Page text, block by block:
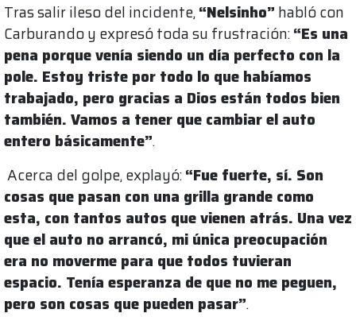
Tras salir ileso del incidente,“Nelsinho” habló con
Carburando y expresó toda su frustración:“Es una
pena porque venía siendo un día perfecto con la
pole. Estoy triste por todo lo que habíamos
trabajado, pero gracias a Dios están todos bien
también. Vamos a tener que cambiar el auto
entero básicamente”.
Acerca del golpe, explayó:“Fue fuerte, sí. Son
cosas que pasan con una grilla grande como
esta, con tantos autos que vienen atrás. Una vez
que el auto no arrancó, mi única preocupación
era no moverme para que todos tuvieran
espacio. Tenía esperanza de que no me peguen,
pero son cosas que pueden pasar”.